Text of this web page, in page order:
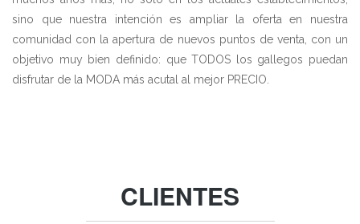
sino que nuestra intención es ampliar la oferta en nuestra
comunidad con la apertura de nuevos puntos de venta, con un
objetivo muy bien definido: que TODOS los gallegos puedan
disfrutar de la MODA más acutal al mejor PRECIO.
CLIENTES